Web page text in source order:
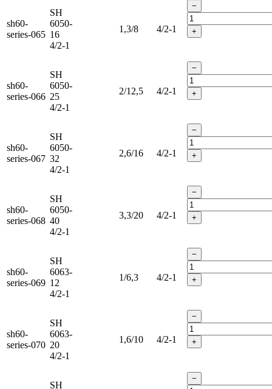
sh60-
series-065
SH
6050-
16
4/2-1
1,3/8 4/2-1
−
+
sh60-
series-066
SH
6050-
25
4/2-1
2/12,5 4/2-1
−
+
sh60-
series-067
SH
6050-
32
4/2-1
2,6/16 4/2-1
−
+
sh60-
series-068
SH
6050-
40
4/2-1
3,3/20 4/2-1
−
+
sh60-
series-069
SH
6063-
12
4/2-1
1/6,3 4/2-1
−
+
sh60-
series-070
SH
6063-
20
4/2-1
1,6/10 4/2-1
−
+
SH
−